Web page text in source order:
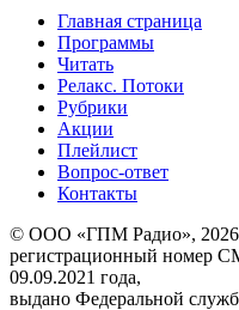
Главная страница
Программы
Читать
Релакс. Потоки
Рубрики
Акции
Плейлист
Вопрос-ответ
Контакты
© ООО «ГПМ Радио», 2026.
регистрационный номер
09.09.2021 года,
выдано Федеральной